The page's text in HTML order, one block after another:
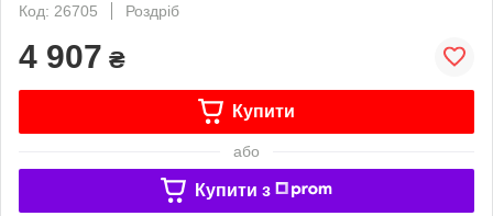
Код: 26705
Роздріб
4 907 ₴
Купити
або
Купити з